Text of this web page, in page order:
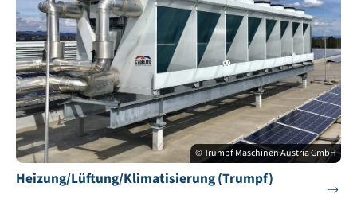
© Trumpf Maschinen Austria GmbH
Heizung/Lüftung/Klimatisierung (Trumpf)